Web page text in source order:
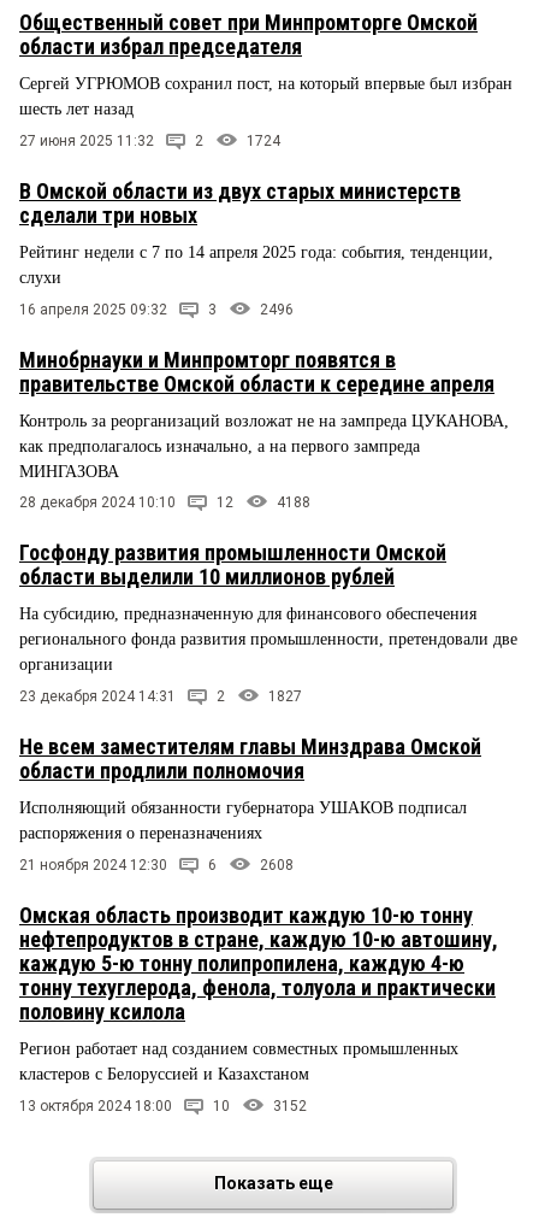
Общественный совет при Минпромторге Омской
области избрал председателя
Сергей УГРЮМОВ сохранил пост, на который впервые был избран
шесть лет назад
27 июня 2025 11:32 2 1724
В Омской области из двух старых министерств
сделали три новых
Рейтинг недели с 7 по 14 апреля 2025 года: события, тенденции,
слухи
16 апреля 2025 09:32 3 2496
Минобрнауки и Минпромторг появятся в
правительстве Омской области к середине апреля
Контроль за реорганизаций возложат не на зампреда ЦУКАНОВА,
как предполагалось изначально, а на первого зампреда
МИНГАЗОВА
28 декабря 2024 10:10 12 4188
Госфонду развития промышленности Омской
области выделили 10 миллионов рублей
На субсидию, предназначенную для финансового обеспечения
регионального фонда развития промышленности, претендовали две
организации
23 декабря 2024 14:31 2 1827
Не всем заместителям главы Минздрава Омской
области продлили полномочия
Исполняющий обязанности губернатора УШАКОВ подписал
распоряжения о переназначениях
21 ноября 2024 12:30 6 2608
Омская область производит каждую 10-ю тонну
нефтепродуктов в стране, каждую 10-ю автошину,
каждую 5-ю тонну полипропилена, каждую 4-ю
тонну техуглерода, фенола, толуола и практически
половину ксилола
Регион работает над созданием совместных промышленных
кластеров с Белоруссией и Казахстаном
13 октября 2024 18:00 10 3152
Показать еще